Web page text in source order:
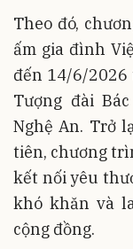
Theo đó,
ấm gia đình
đến 14/6/2026
Tượng đài
Nghệ An. Trở
tiên, chương
kết nối yêu
khó khăn và
cộng đồng.